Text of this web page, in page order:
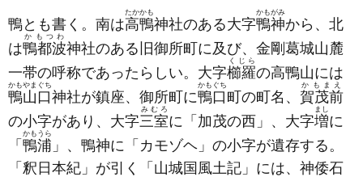
鴨とも書く。南は高鴨
たかかも
神社のある大字鴨神
かもがみ
から、北
は鴨都波
かもつわ
神社のある旧御所町に及び、金剛葛城山麓
一帯の呼称であったらしい。大字櫛羅
くじら
の高鴨山には
鴨山口
かもやまぐち
神社が鎮座、御所町に鴨口
かもぐち
町の町名、 賀茂前
かもまえ
の小字があり、大字三室
みむろ
に「加茂の西」、大字増
まし
に
「 鴨浦
かもうら
」、鴨神に「カモゾヘ」の小字が遺存する。
「釈日本紀」が引く「山城国風土記」には、神倭石